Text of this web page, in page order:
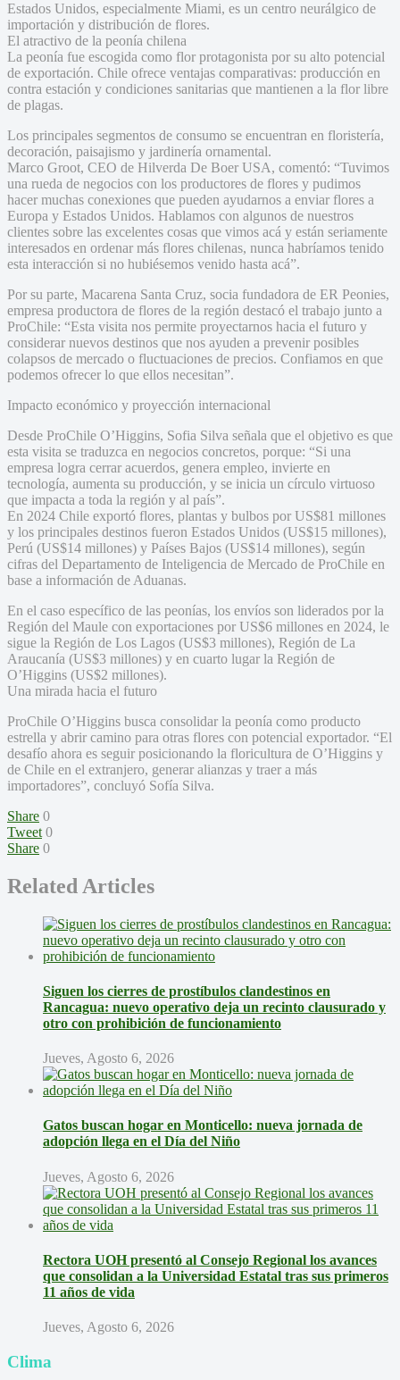
Estados Unidos, especialmente Miami, es un centro neurálgico de
importación y distribución de flores.
El atractivo de la peonía chilena
La peonía fue escogida como flor protagonista por su alto potencial
de exportación. Chile ofrece ventajas comparativas: producción en
contra estación y condiciones sanitarias que mantienen a la flor libre
de plagas.
Los principales segmentos de consumo se encuentran en floristería,
decoración, paisajismo y jardinería ornamental.
Marco Groot, CEO de Hilverda De Boer USA, comentó: “Tuvimos
una rueda de negocios con los productores de flores y pudimos
hacer muchas conexiones que pueden ayudarnos a enviar flores a
Europa y Estados Unidos. Hablamos con algunos de nuestros
clientes sobre las excelentes cosas que vimos acá y están seriamente
interesados en ordenar más flores chilenas, nunca habríamos tenido
esta interacción si no hubiésemos venido hasta acá”.
Por su parte, Macarena Santa Cruz, socia fundadora de ER Peonies,
empresa productora de flores de la región destacó el trabajo junto a
ProChile: “Esta visita nos permite proyectarnos hacia el futuro y
considerar nuevos destinos que nos ayuden a prevenir posibles
colapsos de mercado o fluctuaciones de precios. Confiamos en que
podemos ofrecer lo que ellos necesitan”.
Impacto económico y proyección internacional
Desde ProChile O’Higgins, Sofia Silva señala que el objetivo es que
esta visita se traduzca en negocios concretos, porque: “Si una
empresa logra cerrar acuerdos, genera empleo, invierte en
tecnología, aumenta su producción, y se inicia un círculo virtuoso
que impacta a toda la región y al país”.
En 2024 Chile exportó flores, plantas y bulbos por US$81 millones
y los principales destinos fueron Estados Unidos (US$15 millones),
Perú (US$14 millones) y Países Bajos (US$14 millones), según
cifras del Departamento de Inteligencia de Mercado de ProChile en
base a información de Aduanas.
En el caso específico de las peonías, los envíos son liderados por la
Región del Maule con exportaciones por US$6 millones en 2024, le
sigue la Región de Los Lagos (US$3 millones), Región de La
Araucanía (US$3 millones) y en cuarto lugar la Región de
O’Higgins (US$2 millones).
Una mirada hacia el futuro
ProChile O’Higgins busca consolidar la peonía como producto
estrella y abrir camino para otras flores con potencial exportador. “El
desafío ahora es seguir posicionando la floricultura de O’Higgins y
de Chile en el extranjero, generar alianzas y traer a más
importadores”, concluyó Sofía Silva.
Share 0
Tweet 0
Share 0
Related Articles
Siguen los cierres de prostíbulos clandestinos en
Rancagua: nuevo operativo deja un recinto clausurado y
otro con prohibición de funcionamiento
Jueves, Agosto 6, 2026
Gatos buscan hogar en Monticello: nueva jornada de
adopción llega en el Día del Niño
Jueves, Agosto 6, 2026
Rectora UOH presentó al Consejo Regional los avances
que consolidan a la Universidad Estatal tras sus primeros
11 años de vida
Jueves, Agosto 6, 2026
Clima